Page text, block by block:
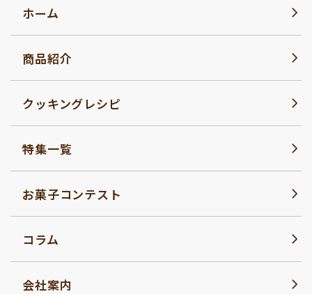
ホーム
商品紹介
クッキングレシピ
特集一覧
お菓子コンテスト
コラム
会社案内